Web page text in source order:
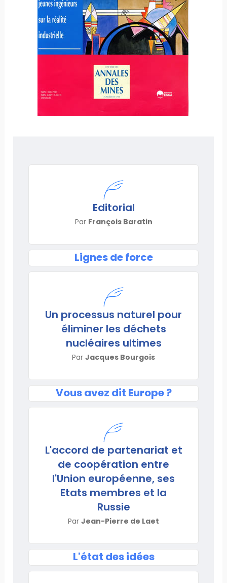
Editorial
Par François Baratin
Lignes de force
Un processus naturel pour
éliminer les déchets
nucléaires ultimes
Par Jacques Bourgois
Vous avez dit Europe ?
L'accord de partenariat et
de coopération entre
l'Union européenne, ses
Etats membres et la
Russie
Par Jean-Pierre de Laet
L'état des idées